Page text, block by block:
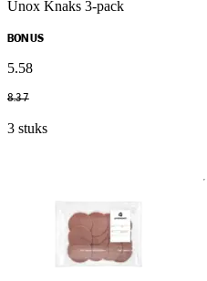
Unox Knaks 3-pack
BONUS
5.58
8.37
3 stuks